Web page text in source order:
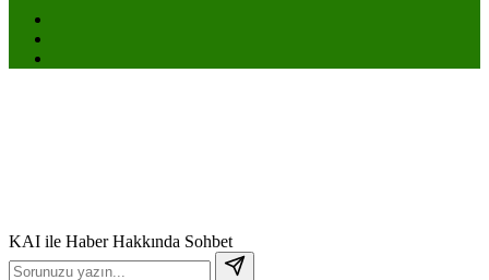
KAI ile Haber Hakkında Sohbet